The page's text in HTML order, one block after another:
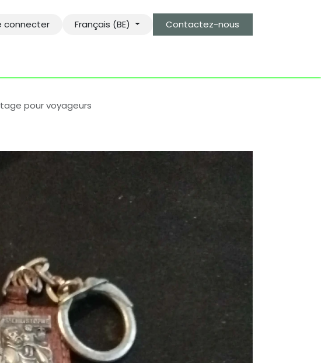
connecter Français (BE) Contactez-nous
pour voyageurs